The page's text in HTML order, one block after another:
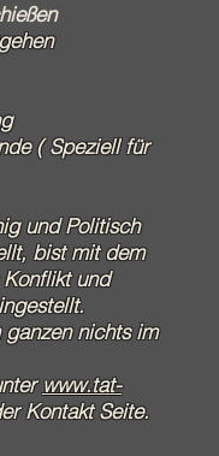
(Speziellfür
und Politisch
bist mit dem
Konflikt und
nichts im
www.tat-
Kontakt Seite.